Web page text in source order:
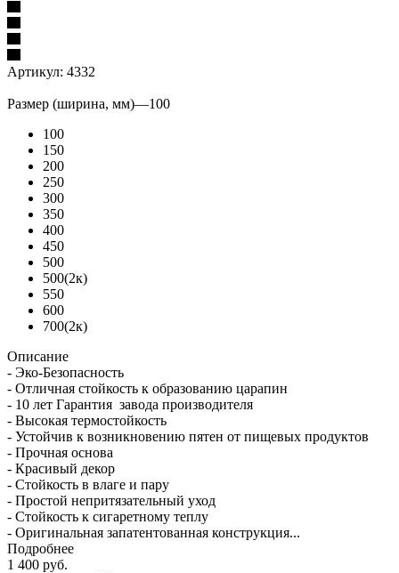
Артикул: 4332
Размер (ширина, мм)—100
100
150
200
250
300
350
400
450
500
500(2к)
550
600
700(2к)
Описание
- Эко-Безопасность
- Отличная стойкость к образованию царапин
- 10 лет Гарантия завода производителя
- Высокая термостойкость
- Устойчив к возникновению пятен от пищевых продуктов
- Прочная основа
- Красивый декор
- Стойкость в влаге и пару
- Простой непритязательный уход
- Стойкость к сигаретному теплу
- Оригинальная запатентованная конструкция...
Подробнее
1 400 руб.